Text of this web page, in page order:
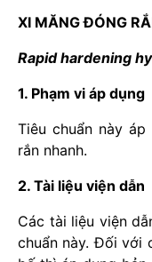
XI MĂNG ĐÓNG
Rapid hardening
1. Phạm vi áp dụng
Tiêu chuẩn này
rắn nhanh.
2. Tài liệu viện dẫn
Các tài liệu viện
chuẩn này. Đối với